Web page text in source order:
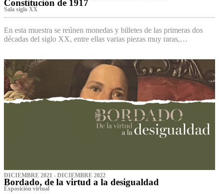
Constitución de 1917
Sala siglo XX
En esta muestra se reúnen monedas y billetes de las primeras dos
décadas del siglo XX, entre ellas varias piezas muy raras,…
DICIEMBRE 2021 - DICIEMBRE 2022
Bordado, de la virtud a la desigualdad
Exposición virtual‌